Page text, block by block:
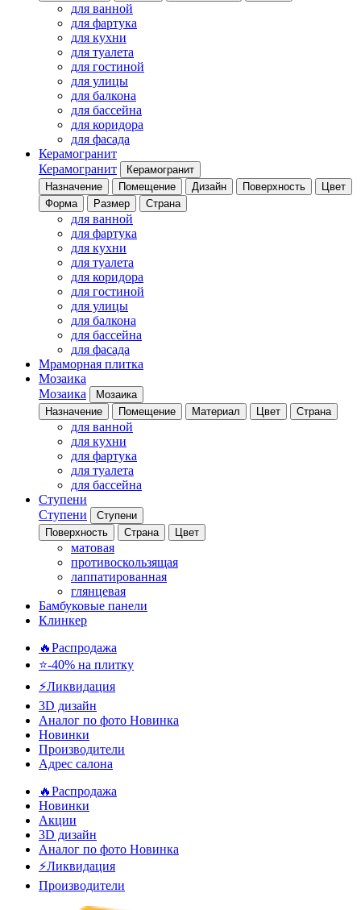
для ванной
для фартука
для кухни
для туалета
для гостиной
для улицы
для балкона
для бассейна
для коридора
для фасада
Керамогранит
Керамогранит
Керамогранит
Назначение
Помещение Дизайн Поверхность
Цвет
Форма
Размер Страна
для ванной
для фартука
для кухни
для туалета
для коридора
для гостиной
для улицы
для балкона
для бассейна
для фасада
Мраморная плитка
Мозаика
Мозаика
Мозаика
Назначение
Помещение Материал Цвет Страна
для ванной
для кухни
для фартука
для туалета
для бассейна
Ступени
Ступени
Ступени
Поверхность
Страна Цвет
матовая
противоскользящая
лаппатированная
глянцевая
Бамбуковые панели
Клинкер
🔥Распродажа
⭐-40% на плитку
⚡️Ликвидация
3D дизайн
Аналог по фото Новинка
Новинки
Производители
Адрес салона
🔥Распродажа
Новинки
Акции
3D дизайн
Аналог по фото Новинка
⚡Ликвидация
Производители